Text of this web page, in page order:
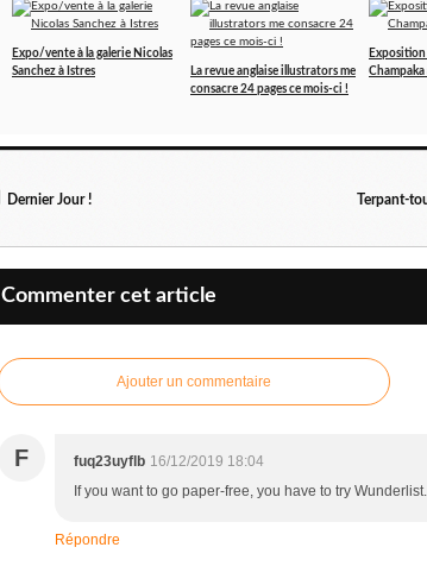
Expo/vente à la galerie Nicolas
Sanchez à Istres
La revue anglaise illustrators me
consacre 24 pages ce mois-ci !
Champaka
Dernier Jour ! Terpant-
Commenter cet article
Ajouter un commentaire
F fuq23uyflb 16/12/2019 18:04
If you want to go paper-free, you have to try Wunderlist.
Répondre